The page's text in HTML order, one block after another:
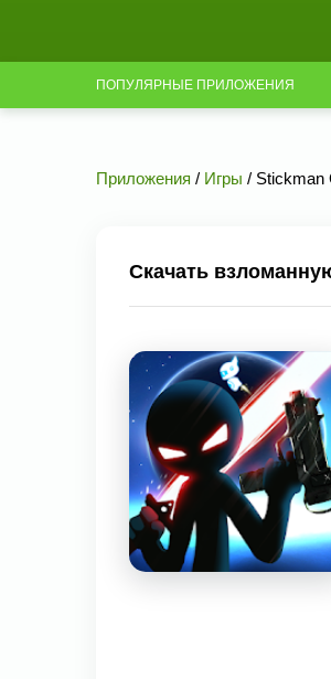
ПОПУЛЯРНЫЕ ПРИЛОЖЕНИЯ
Приложения / Игры / Stickman
Скачать